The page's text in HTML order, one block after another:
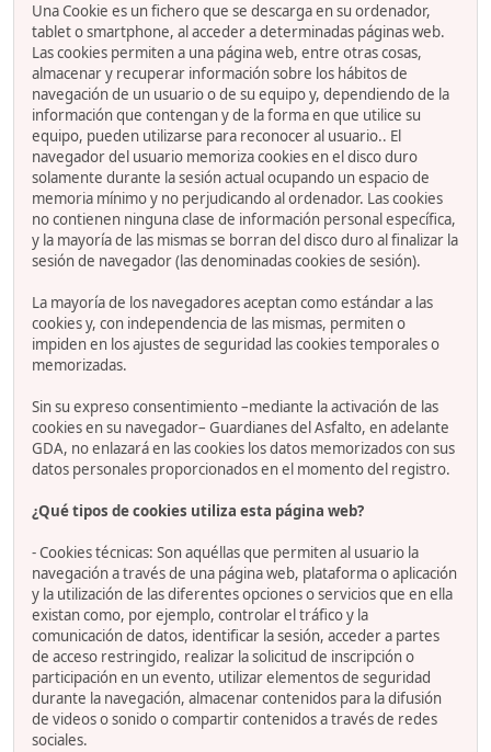
Una Cookie es un fichero que se descarga en su ordenador,
tablet o smartphone, al acceder a determinadas páginas web.
Las cookies permiten a una página web, entre otras cosas,
almacenar y recuperar información sobre los hábitos de
navegación de un usuario o de su equipo y, dependiendo de la
información que contengan y de la forma en que utilice su
equipo, pueden utilizarse para reconocer al usuario.. El
navegador del usuario memoriza cookies en el disco duro
solamente durante la sesión actual ocupando un espacio de
memoria mínimo y no perjudicando al ordenador. Las cookies
no contienen ninguna clase de información personal específica,
y la mayoría de las mismas se borran del disco duro al finalizar la
sesión de navegador (las denominadas cookies de sesión).
La mayoría de los navegadores aceptan como estándar a las
cookies y, con independencia de las mismas, permiten o
impiden en los ajustes de seguridad las cookies temporales o
memorizadas.
Sin su expreso consentimiento –mediante la activación de las
cookies en su navegador– Guardianes del Asfalto, en adelante
GDA, no enlazará en las cookies los datos memorizados con sus
datos personales proporcionados en el momento del registro.
¿Qué tipos de cookies utiliza esta página web?
- Cookies técnicas: Son aquéllas que permiten al usuario la
navegación a través de una página web, plataforma o aplicación
y la utilización de las diferentes opciones o servicios que en ella
existan como, por ejemplo, controlar el tráfico y la
comunicación de datos, identificar la sesión, acceder a partes
de acceso restringido, realizar la solicitud de inscripción o
participación en un evento, utilizar elementos de seguridad
durante la navegación, almacenar contenidos para la difusión
de videos o sonido o compartir contenidos a través de redes
sociales.